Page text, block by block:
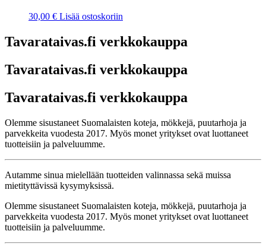
30,00 € Lisää ostoskoriin
Tavarataivas.fi verkkokauppa
Tavarataivas.fi verkkokauppa
Tavarataivas.fi verkkokauppa
Olemme sisustaneet Suomalaisten koteja, mökkejä, puutarhoja ja
parvekkeita vuodesta 2017. Myös monet yritykset ovat luottaneet
tuotteisiin ja palveluumme.
Autamme sinua mielellään tuotteiden valinnassa sekä muissa
mietityttävissä kysymyksissä.
Olemme sisustaneet Suomalaisten koteja, mökkejä, puutarhoja ja
parvekkeita vuodesta 2017. Myös monet yritykset ovat luottaneet
tuotteisiin ja palveluumme.